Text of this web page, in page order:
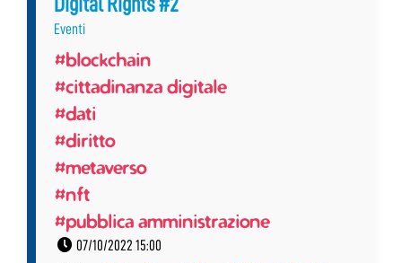
Eventi
#blockchain
#cittadinanza digitale
#dati
#diritto
#metaverso
#nft
#pubblica amministrazione
07/10/2022 15:00